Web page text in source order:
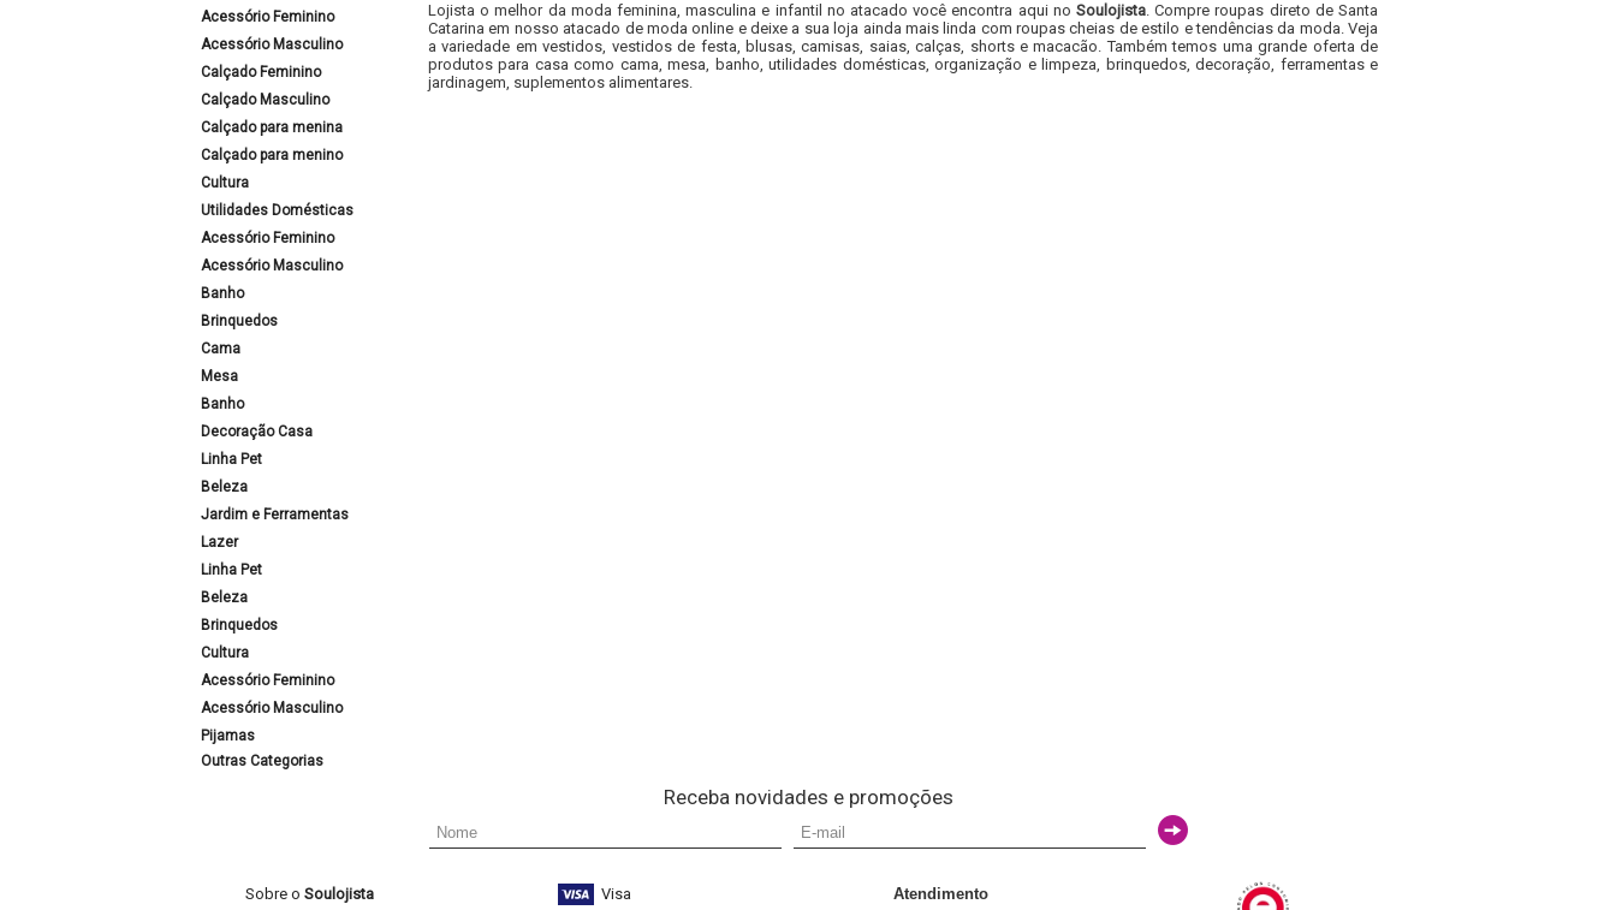
Acessório Feminino
Acessório Masculino
Calçado Feminino
Calçado Masculino
Calçado para menina
Calçado para menino
Cultura
Utilidades Domésticas
Acessório Feminino
Acessório Masculino
Banho
Brinquedos
Cama
Mesa
Banho
Decoração Casa
Linha Pet
Beleza
Jardim e Ferramentas
Lazer
Linha Pet
Beleza
Brinquedos
Cultura
Acessório Feminino
Acessório Masculino
Pijamas
Outras Categorias
Lojista o melhor da moda feminina, masculina e infantil no atacado você encontra aqui no Soulojista. Compre roupas direto de Santa
Catarina em nosso atacado de moda online e deixe a sua loja ainda mais linda com roupas cheias de estilo e tendências da moda. Veja
a variedade em vestidos, vestidos de festa, blusas, camisas, saias, calças, shorts e macacão. Também temos uma grande oferta de
produtos para casa como cama, mesa, banho, utilidades domésticas, organização e limpeza, brinquedos, decoração, ferramentas e
jardinagem, suplementos alimentares.
Receba novidades e promoções
Sobre o Soulojista Visa Atendimento